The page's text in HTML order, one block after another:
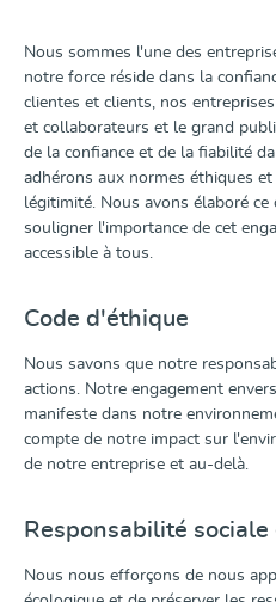
Nous sommes l'une des
notre force réside dans la
clientes et clients, nos
et collaborateurs et le grand
de la confiance et de la fiabilité
adhérons aux normes éthiques
légitimité. Nous avons élaboré ce
souligner l'importance de cet
accessible à tous.
Code d'éthique
Nous savons que notre
actions. Notre engagement
manifeste dans notre
compte de notre impact sur
de notre entreprise et au-delà.
Responsabilité
Nous nous efforçons de nous